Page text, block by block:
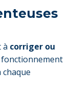
à corriger ou
fonctionnement